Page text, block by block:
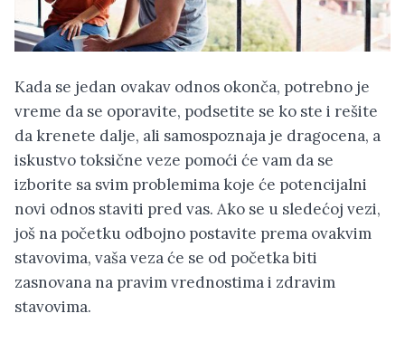
Kada se jedan ovakav odnos okonča, potrebno je
vreme da se oporavite, podsetite se ko ste i rešite
da krenete dalje, ali samospoznaja je dragocena, a
iskustvo toksične veze pomoći će vam da se
izborite sa svim problemima koje će potencijalni
novi odnos staviti pred vas. Ako se u sledećoj vezi,
još na početku odbojno postavite prema ovakvim
stavovima, vaša veza će se od početka biti
zasnovana na pravim vrednostima i zdravim
stavovima.